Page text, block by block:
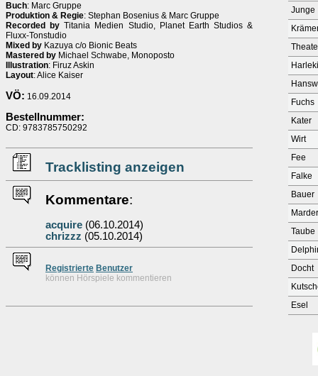
Buch: Marc Gruppe
Produktion & Regie: Stephan Bosenius & Marc Gruppe
Recorded by Titania Medien Studio, Planet Earth Studios &
Fluxx-Tonstudio
Mixed by Kazuya c/o Bionic Beats
Mastered by Michael Schwabe, Monoposto
Illustration: Firuz Askin
Layout: Alice Kaiser
VÖ: 16.09.2014
Bestellnummer:
CD: 9783785750292
Tracklisting anzeigen
Kommentare:
acquire (06.10.2014)
chrizzz (05.10.2014)
Registrierte Benutzer
können Hörspiele kommentieren
Junge
Fuchs
Kater
Wirt
Fee
Falke
Bauer
Marder
Taube
Docht
Esel